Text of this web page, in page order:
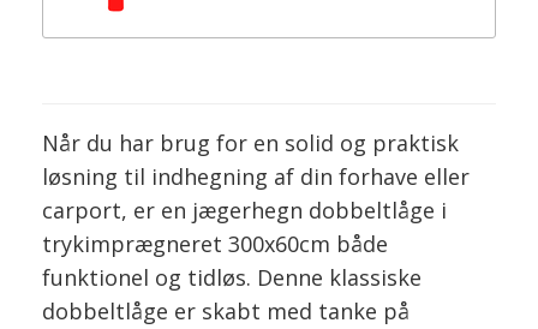
Når du har brug for en solid og praktisk
løsning til indhegning af din forhave eller
carport, er en jægerhegn dobbeltlåge i
trykimprægneret 300x60cm både
funktionel og tidløs. Denne klassiske
dobbeltlåge er skabt med tanke på